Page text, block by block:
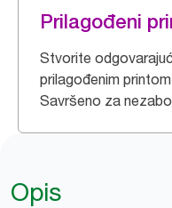
Prilagođeni
Stvorite
prilagođenim
Savršeno za
Opis